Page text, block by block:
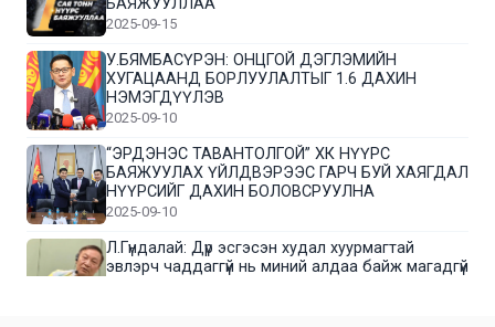
БАЯЖУУЛЛАА
2025-09-15
У.БЯМБАСҮРЭН: ОНЦГОЙ ДЭГЛЭМИЙН
ХУГАЦААНД БОРЛУУЛАЛТЫГ 1.6 ДАХИН
НЭМЭГДҮҮЛЭВ
2025-09-10
“ЭРДЭНЭС ТАВАНТОЛГОЙ” ХК НҮҮРС
БАЯЖУУЛАХ ҮЙЛДВЭРЭЭС ГАРЧ БУЙ ХАЯГДАЛ
НҮҮРСИЙГ ДАХИН БОЛОВСРУУЛНА
2025-09-10
Л.Гүндалай: Дүр эсгэсэн худал хуурмагтай
эвлэрч чаддаггүй нь миний алдаа байж магадгүй